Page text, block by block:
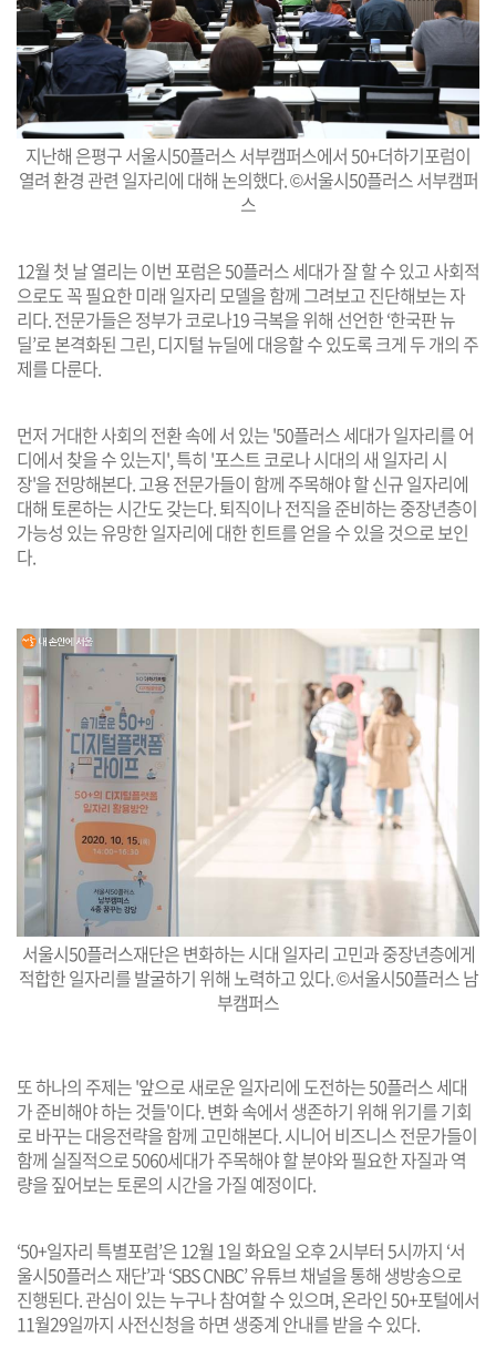
지난해 은평구 서울시50플러스 서부캠퍼스에서 50+더하기포럼이
열려 환경 관련 일자리에 대해 논의했다. ©서울시50플러스 서부캠퍼
스
12월 첫 날 열리는 이번 포럼은 50플러스 세대가 잘 할 수 있고 사회적
으로도 꼭 필요한 미래 일자리 모델을 함께 그려보고 진단해보는 자
리다. 전문가들은 정부가 코로나19 극복을 위해 선언한 ‘한국판 뉴
딜’로 본격화된 그린, 디지털 뉴딜에 대응할 수 있도록 크게 두 개의 주
제를 다룬다.
먼저 거대한 사회의 전환 속에 서 있는 '50플러스 세대가 일자리를 어
디에서 찾을 수 있는지', 특히 '포스트 코로나 시대의 새 일자리 시
장'을 전망해본다. 고용 전문가들이 함께 주목해야 할 신규 일자리에
대해 토론하는 시간도 갖는다. 퇴직이나 전직을 준비하는 중장년층이
가능성 있는 유망한 일자리에 대한 힌트를 얻을 수 있을 것으로 보인
다.
서울시50플러스재단은 변화하는 시대 일자리 고민과 중장년층에게
적합한 일자리를 발굴하기 위해 노력하고 있다. ©서울시50플러스 남
부캠퍼스
또 하나의 주제는 '앞으로 새로운 일자리에 도전하는 50플러스 세대
가 준비해야 하는 것들'이다. 변화 속에서 생존하기 위해 위기를 기회
로 바꾸는 대응전략을 함께 고민해본다. 시니어 비즈니스 전문가들이
함께 실질적으로 5060세대가 주목해야 할 분야와 필요한 자질과 역
량을 짚어보는 토론의 시간을 가질 예정이다.
‘50+일자리 특별포럼’은 12월 1일 화요일 오후 2시부터 5시까지 ‘서
울시50플러스 재단’과 ‘SBS CNBC’ 유튜브 채널을 통해 생방송으로
진행된다. 관심이 있는 누구나 참여할 수 있으며, 온라인 50+포털에서
11월29일까지 사전신청을 하면 생중계 안내를 받을 수 있다.